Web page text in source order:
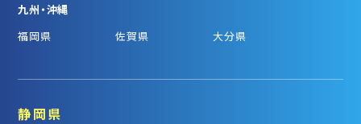
九州・沖縄
福岡県
佐賀県 大分県
静岡県